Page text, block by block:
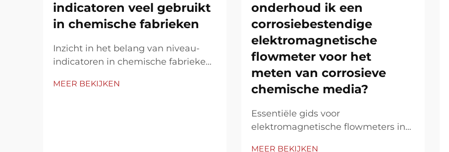
indicatoren veel gebruikt
in chemische fabrieken
Inzicht in het belang van niveau-
indicatoren in chemische fabrieken
cruciale rol in de bediening van
MEER BEKIJKEN
onderhoud ik een
corrosiebestendige
elektromagnetische
flowmeter voor het
meten van corrosieve
chemische media?
Essentiële gids voor
elektromagnetische flowmeters in
MEER BEKIJKEN